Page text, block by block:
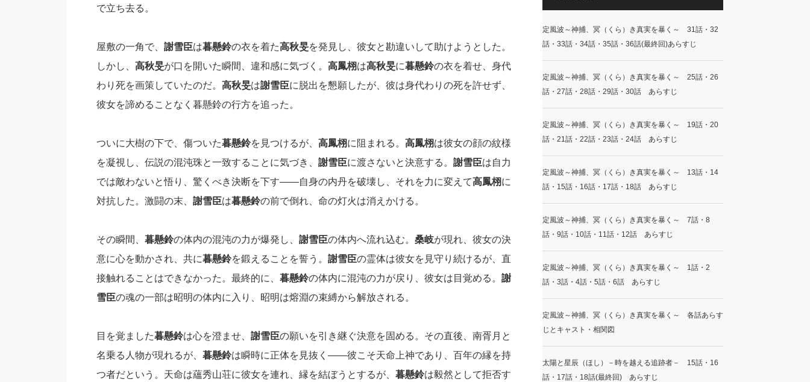
で立ち去る。
屋敷の一角で、 謝雪臣は暮懸鈴の衣を着た高秋旻を発見し、彼女と勘違いして助けようとした。
しかし、 高秋旻が口を開いた瞬間、違和感に気づく。 高鳳栩は高秋旻に暮懸鈴の衣を着せ、身代
わり死を画策していたのだ。 高秋旻は謝雪臣に脱出を懇願したが、彼は身代わりの死を許せず、
彼女を諦めることなく暮懸鈴の行方を追った。
ついに大樹の下で、傷ついた暮懸鈴を見つけるが、 高鳳栩に阻まれる。 高鳳栩は彼女の顔の紋様
を凝視し、伝説の混沌珠と一致することに気づき、 謝雪臣に渡さないと決意する。 謝雪臣は自力
では敵わないと悟り、驚くべき決断を下す——自身の内丹を破壊し、それを力に変えて高鳳栩に
対抗した。激闘の末、 謝雪臣は暮懸鈴の前で倒れ、命の灯火は消えかける。
その瞬間、 暮懸鈴の体内の混沌の力が爆発し、 謝雪臣の体内へ流れ込む。 桑岐が現れ、彼女の決
意に心を動かされ、共に暮懸鈴を鍛えることを誓う。 謝雪臣の霊体は彼女を見守り続けるが、直
接触れることはできなかった。最終的に、 暮懸鈴の体内に混沌の力が戻り、彼女は目覚める。 謝
雪臣の魂の一部は昭明の体内に入り、昭明は熔淵の束縛から解放される。
目を覚ました暮懸鈴は心を澄ませ、 謝雪臣の願いを引き継ぐ決意を固める。その直後、南胥月と
名乗る人物が現れるが、 暮懸鈴は瞬時に正体を見抜く——彼こそ天命上神であり、百年の縁を持
つ者だという。天命は蘊秀山荘に彼女を連れ、縁を結ぼうとするが、 暮懸鈴は毅然として拒否す
定風波～神捕、冥（くら）き真実を暴く～ 31話・32
話・33話・34話・35話・36話(最終回)あらすじ
定風波～神捕、冥（くら）き真実を暴く～ 25話・26
話・27話・28話・29話・30話 あらすじ
定風波～神捕、冥（くら）き真実を暴く～ 19話・20
話・21話・22話・23話・24話 あらすじ
定風波～神捕、冥（くら）き真実を暴く～ 13話・14
話・15話・16話・17話・18話 あらすじ
定風波～神捕、冥（くら）き真実を暴く～ 7話・8
話・9話・10話・11話・12話 あらすじ
定風波～神捕、冥（くら）き真実を暴く～ 1話・2
話・3話・4話・5話・6話 あらすじ
定風波～神捕、冥（くら）き真実を暴く～ 各話あらす
じとキャスト・相関図
太陽と星辰（ほし）－時を越える追跡者－ 15話・16
話・17話・18話(最終回) あらすじ